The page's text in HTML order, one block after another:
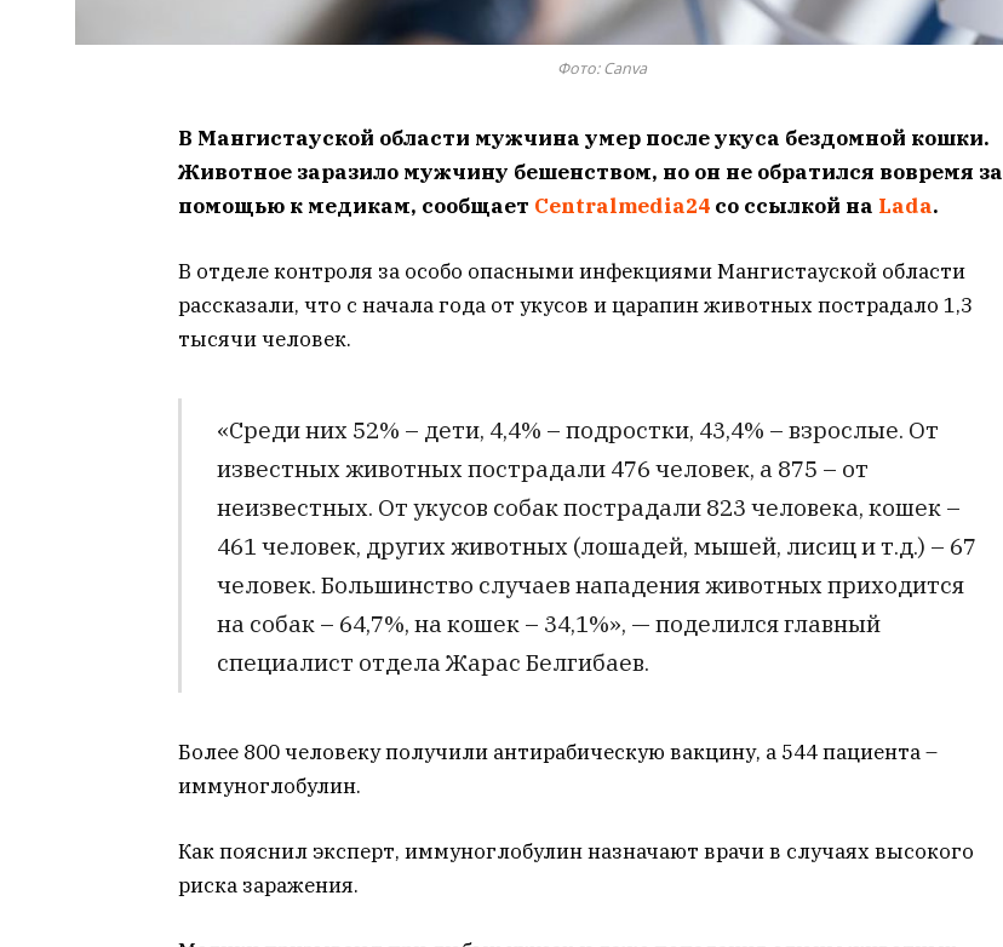
Фото: Сanva
В Мангистауской области мужчина умер после укуса бездомной кошки.
Животное заразило мужчину бешенством, но он не обратился вовремя за
помощью к медикам, сообщает Centralmedia24 со ссылкой на Lada.
В отделе контроля за особо опасными инфекциями Мангистауской области
рассказали, что с начала года от укусов и царапин животных пострадало 1,3
тысячи человек.
«Среди них 52% – дети, 4,4% – подростки, 43,4% – взрослые. От
известных животных пострадали 476 человек, а 875 – от
неизвестных. От укусов собак пострадали 823 человека, кошек –
461 человек, других животных (лошадей, мышей, лисиц и т.д.) – 67
человек. Большинство случаев нападения животных приходится
на собак – 64,7%, на кошек – 34,1%», — поделился главный
специалист отдела Жарас Белгибаев.
Более 800 человеку получили антирабическую вакцину, а 544 пациента –
иммуноглобулин.
Как пояснил эксперт, иммуноглобулин назначают врачи в случаях высокого
риска заражения.